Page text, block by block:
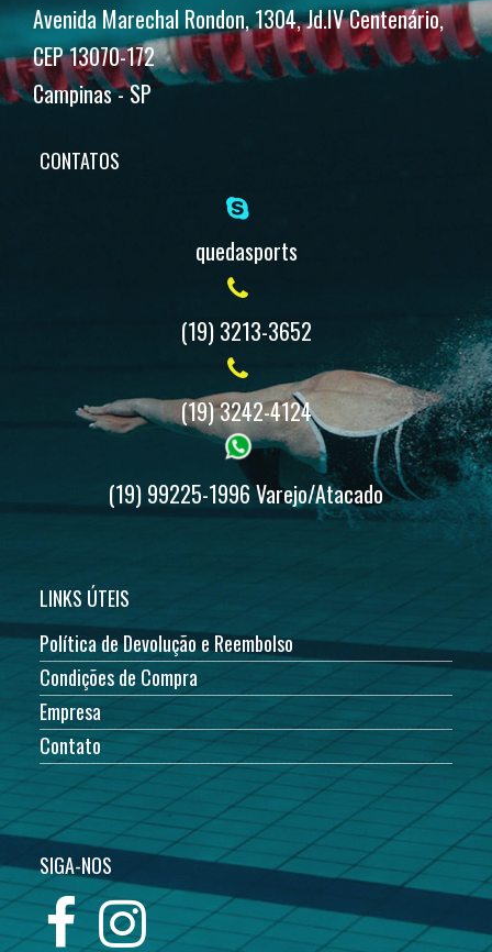
Avenida Marechal Rondon, 1304, Jd.IV Centenário,
CEP 13070-172
Campinas - SP
CONTATOS
quedasports
(19) 3213-3652
(19) 3242-4124
(19) 99225-1996 Varejo/Atacado
LINKS ÚTEIS
Política de Devolução e Reembolso
Condições de Compra
Empresa
Contato
SIGA-NOS